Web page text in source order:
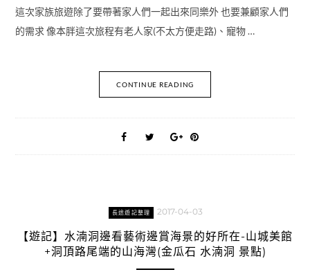
這次家族旅遊除了要帶著家人們一起出來同樂外 也要兼顧家人們
的需求 像本胖這次旅程有老人家(不太方便走路)、寵物 …
CONTINUE READING
長途遊記整理 2017-04-03
【遊記】水湳洞邊看藝術邊賞海景的好所在-山城美館
+洞頂路尾端的山海灣(金瓜石 水湳洞 景點)